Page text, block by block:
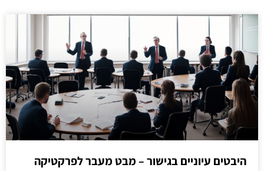
היבטים עיוניים בגישור – מבט מעבר לפרקטיקה